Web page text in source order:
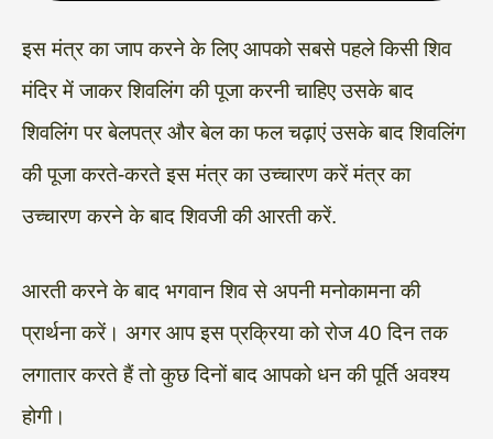
इस मंत्र का जाप करने के लिए आपको सबसे पहले किसी शिव
मंदिर में जाकर शिवलिंग की पूजा करनी चाहिए उसके बाद
शिवलिंग पर बेलपत्र और बेल का फल चढ़ाएं उसके बाद शिवलिंग
की पूजा करते-करते इस मंत्र का उच्चारण करें मंत्र का
उच्चारण करने के बाद शिवजी की आरती करें.
आरती करने के बाद भगवान शिव से अपनी मनोकामना की
प्रार्थना करें। अगर आप इस प्रक्रिया को रोज 40 दिन तक
लगातार करते हैं तो कुछ दिनों बाद आपको धन की पूर्ति अवश्य
होगी।